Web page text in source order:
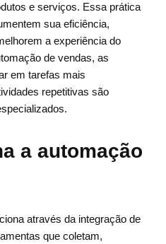
e serviços. Essa prática
sua eficiência,
a experiência do
de vendas, as
em tarefas mais
repetitivas são
a automação
através da integração de
que coletam,